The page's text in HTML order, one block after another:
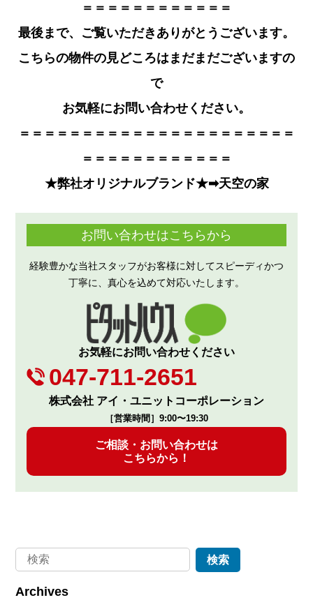
＝＝＝＝＝＝＝＝＝＝＝＝
最後まで、ご覧いただきありがとうございます。
こちらの物件の見どころはまだまだございますの
で
お気軽にお問い合わせください。
＝＝＝＝＝＝＝＝＝＝＝＝＝＝＝＝＝＝＝＝＝＝
＝＝＝＝＝＝＝＝＝＝＝＝
★弊社オリジナルブランド★➡天空の家
お問い合わせはこちらから
経験豊かな当社スタッフがお客様に対してスピーディかつ
丁寧に、真心を込めて対応いたします。
お気軽にお問い合わせください
047-711-2651
株式会社 アイ・ユニットコーポレーション
［営業時間］9:00〜19:30
ご相談・お問い合わせは
こちらから！
Archives